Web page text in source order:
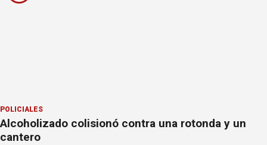
POLICIALES
Alcoholizado colisionó contra una rotonda y un
cantero